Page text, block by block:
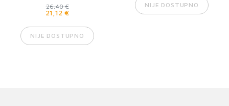
26,40 €
21,12 €
NIJE DOSTUPNO
NIJE DOSTUPNO